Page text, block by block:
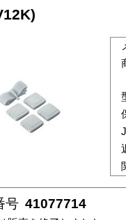
号 41077714